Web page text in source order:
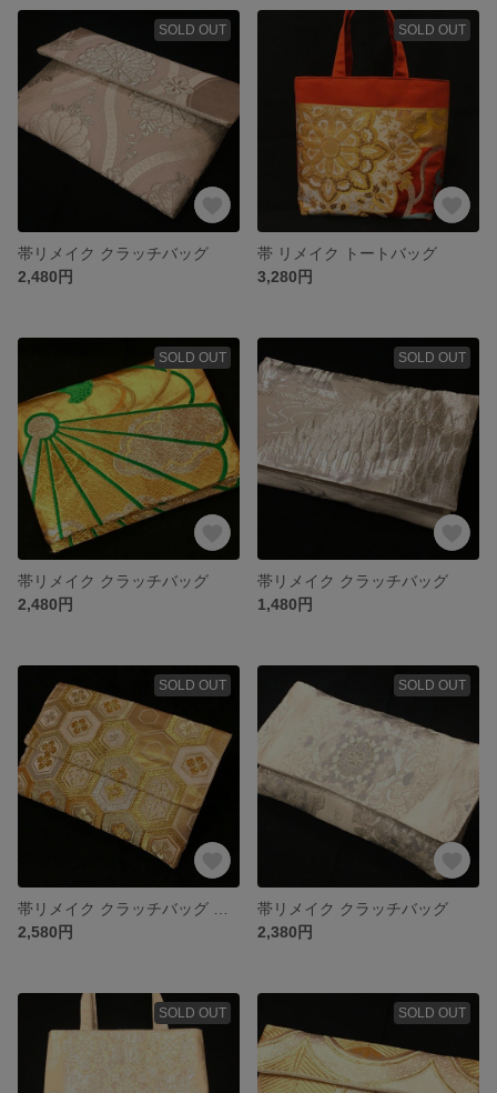
SOLD OUT
帯リメイク クラッチバッグ
2,480円
SOLD OUT
帯 リメイク トートバッグ
3,280円
SOLD OUT
帯リメイク クラッチバッグ
2,480円
SOLD OUT
帯リメイク クラッチバッグ
1,480円
SOLD OUT
2,580円
SOLD OUT
帯リメイク クラッチバッグ
2,380円
SOLD OUT SOLD OUT